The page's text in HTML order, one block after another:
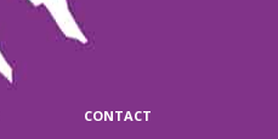
CONTACT